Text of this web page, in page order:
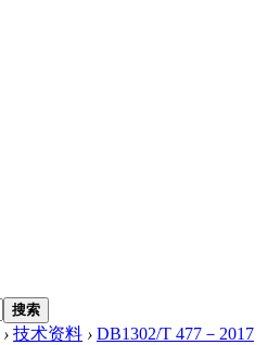
搜索
› 技术资料 › DB1302/T 477－2017